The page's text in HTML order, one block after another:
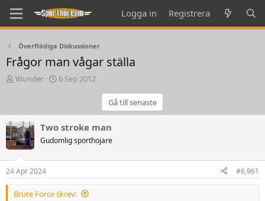
Logga in Registrera
Överflödiga Diskussioner
Frågor man vågar ställa
T
a
d
s
t
a
r
t
e
Wunder
S
d
a
e
6 Sep 2012
Gå till senaste
Two stroke man
Gudomlig sporthojare
24 Apr 2024 #6,961
Brute Force skrev: